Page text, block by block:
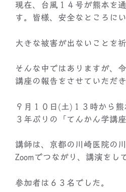
現在、台風１４号が熊本を
す。皆様、安全なところに
大きな被害が出ないことを
そんな中ではありますが、
講座の報告をさせていただき
９月１０日(土)１３時から
３年ぶりの「てんかん学講
講師は、京都の川崎医院の
Zoomでつながり、講演をし
参加者は６３名でした。